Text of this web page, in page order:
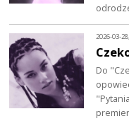
2026-03-
Do